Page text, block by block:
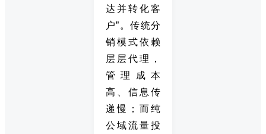
达并转化客
户”。传统分
销模式依赖
层层代理，
管理成本
高、信息传
递慢；而纯
公域流量投